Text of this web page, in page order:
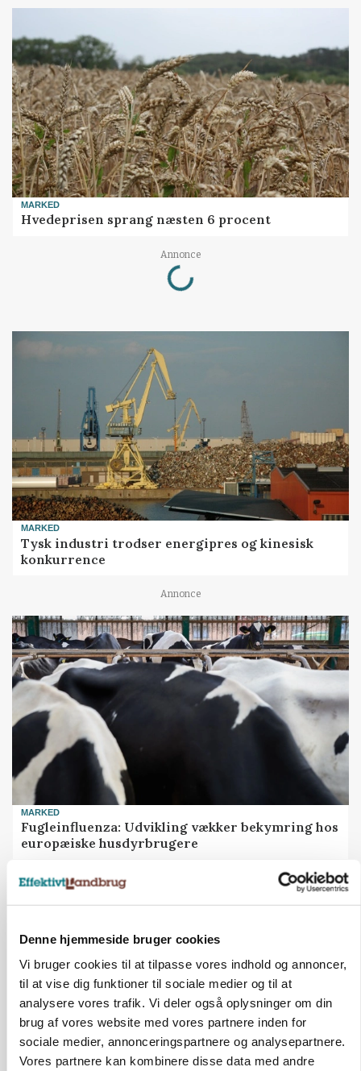
Denne hjemmeside bruger cookies
Vi bruger cookies til at tilpasse vores indhold og annoncer,
til at vise dig funktioner til sociale medier og til at
analysere vores trafik. Vi deler også oplysninger om din
brug af vores website med vores partnere inden for
sociale medier, annonceringspartnere og analysepartnere.
Vores partnere kan kombinere disse data med andre
MARKED
Hvedeprisen sprang næsten 6 procent
Annonce
Loading...
MARKED
Tysk industri trodser energipres og kinesisk
konkurrence
Annonce
MARKED
Fugleinfluenza: Udvikling vækker bekymring hos
europæiske husdyrbrugere
lige så ofte mad ud som mændene
Annonce
Loading...